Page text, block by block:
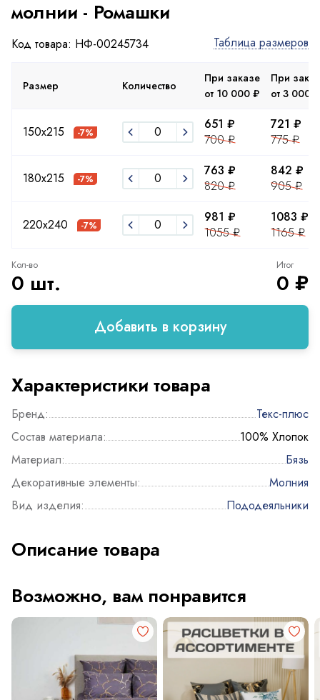
молнии - Ромашки
Код товара: НФ-00245734 Таблица размеров
Размер Количество
При заказе
от 10 000 ₽
При
от 3 000 ₽
150х215 -7%
651 ₽
700 ₽
721 ₽
775 ₽
180х215 -7%
763 ₽
820 ₽
842 ₽
905 ₽
220x240 -7%
981 ₽
1055 ₽
1083 ₽
1165 ₽
Кол-во
0 шт.
Итог
0 ₽
Добавить в корзину
Характеристики товара
Бренд:
Текс-плюс
Состав материала:
100% Хлопок
Материал:
Бязь
Декоративные элементы:
Молния
Вид изделия:
Пододеяльники
Описание товара
Возможно, вам понравится